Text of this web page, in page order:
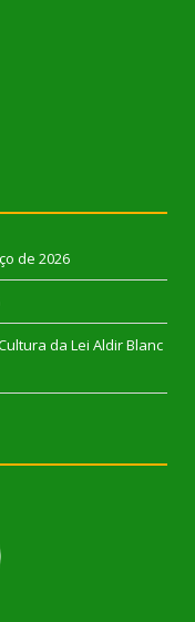
de 2026
da Lei Aldir Blanc